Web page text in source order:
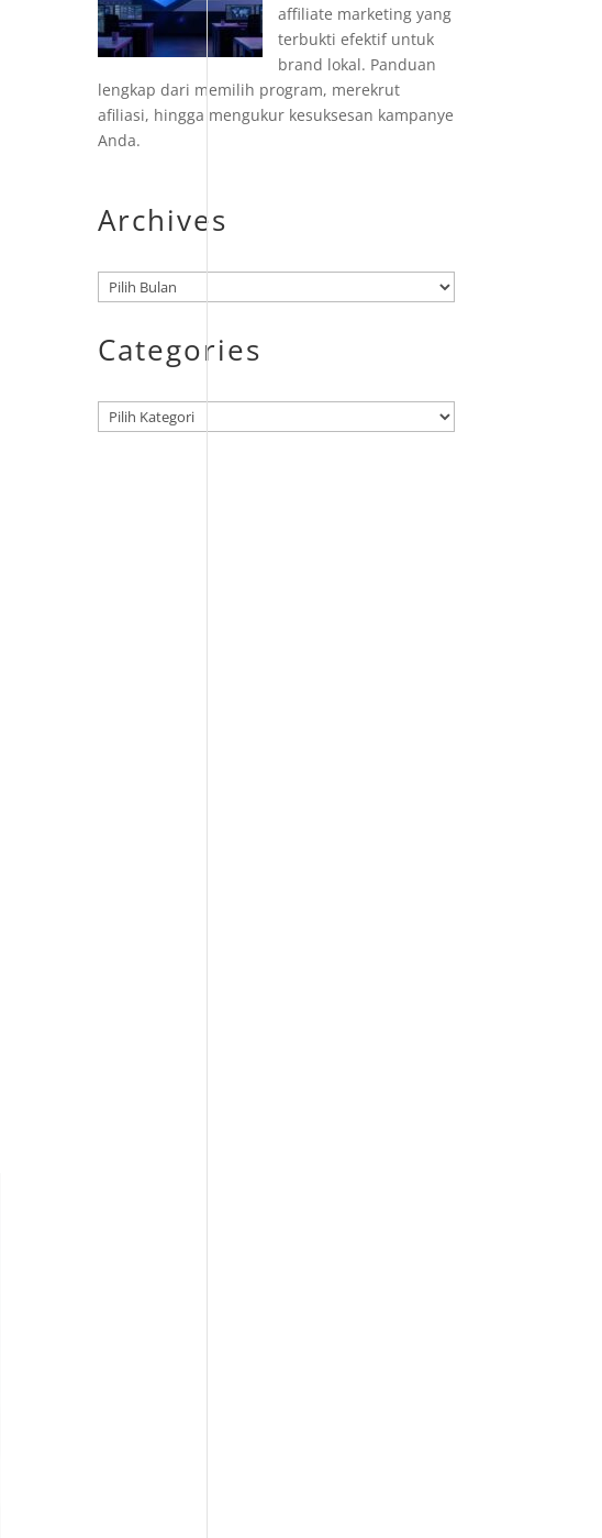
affiliate marketing yang
terbukti efektif untuk
brand lokal. Panduan
lengkap dari memilih program, merekrut
afiliasi, hingga mengukur kesuksesan kampanye
Anda.
Archives
Arsip
Categories
Kategori